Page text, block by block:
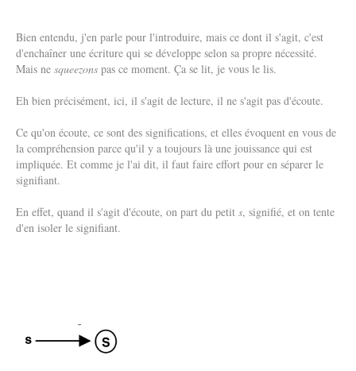
Bien entendu, j'en parle pour l'introduire, mais ce dont il s'agit, c'est
d'enchaîner une écriture qui se développe selon sa propre nécessité.
Mais ne squeezons pas ce moment. Ça se lit, je vous le lis.
Eh bien précisément, ici, il s'agit de lecture, il ne s'agit pas d'écoute.
Ce qu'on écoute, ce sont des significations, et elles évoquent en vous de
la compréhension parce qu'il y a toujours là une jouissance qui est
impliquée. Et comme je l'ai dit, il faut faire effort pour en séparer le
signifiant.
En effet, quand il s'agit d'écoute, on part du petit s, signifié, et on tente
d'en isoler le signifiant.